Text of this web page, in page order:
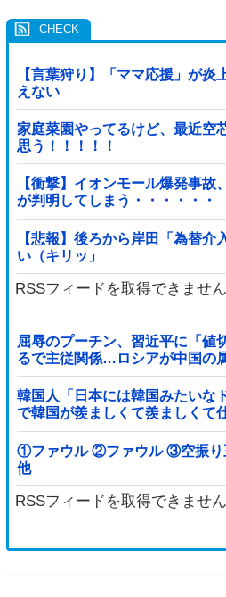
【言葉狩り】「ママ応援」が
えない
家庭菜園やってるけど、最近空
思う！！！！！
【衝撃】イオンモール爆発事故
が判明してしまう・・・・・・
【悲報】後ろから岸田「為替介
い（キリッ」
RSSフィードを取得できません
屈辱のプーチン、習近平に「値
るで主従関係…ロシアが中国の
韓国人「日本には韓国みたいな
で韓国が羨ましくて羨ましくて
す」
①ファウル ②ファウル ③空振り三振 ←思いついた選手
他
RSSフィードを取得できません